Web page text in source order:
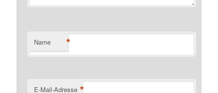
Name *
E-Mail-Adresse *